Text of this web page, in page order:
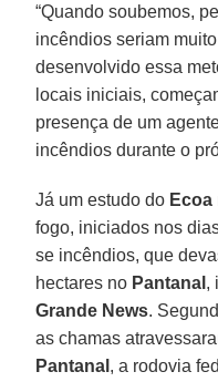
“Quando soubemos,
incêndios seriam
desenvolvido essa
locais iniciais,
presença de um
incêndios durante o
Já um estudo do Ecoa
fogo, iniciados nos
se incêndios, que
hectares no Pantanal ,
Grande News.
as chamas
Pantanal , a rodovia